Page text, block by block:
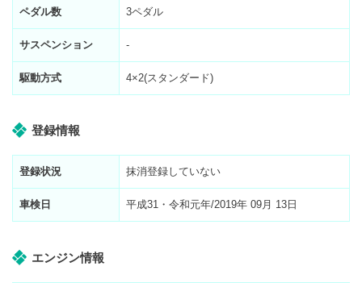
ペダル数 3ペダル
サスペンション -
駆動方式 4×2(スタンダード)
登録情報
登録状況 抹消登録していない
車検日 平成31・令和元年/2019年 09月 13日
エンジン情報